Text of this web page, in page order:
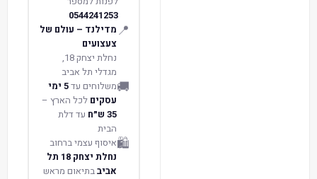
0544241253
📍 מדילנד – עולם של
צעצועים
נחלת יצחק 18,
מגדלי תל אביב
🚚משלוחים עד 5 ימי
עסקים לכל הארץ –
35 ש״ח
עד דלת
הבית
🛍️איסוף עצמי ברחוב
נחלת יצחק 18 תל
אביבבתיאום מראש